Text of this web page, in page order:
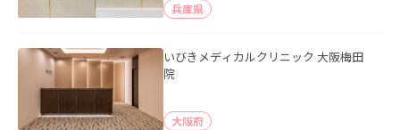
兵庫県
いびきメディカルクリニック 大阪梅田
院
大阪府